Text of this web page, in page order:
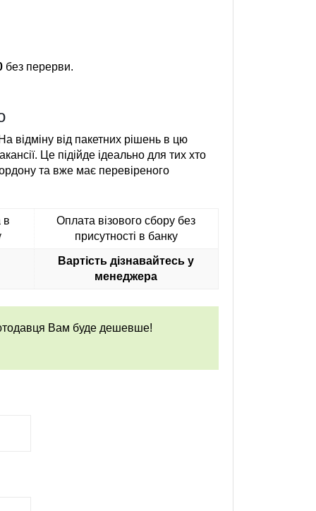
без перерви.
відміну від пакетних рішень в цю
Це підійде ідеально для тих хто
та вже має перевіреного
в
Оплата візового сбору без
присутності в банку
Вартість дізнавайтесь у
менеджера
Вам буде дешевше!